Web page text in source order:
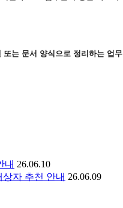
는 문서 양식으로 정리하는 업무
내 26.06.10
자 추천 안내 26.06.09